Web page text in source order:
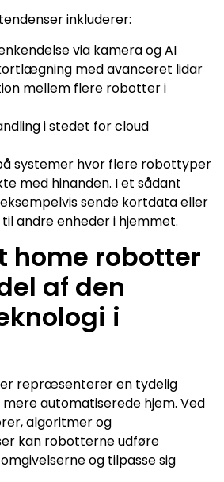
inkluderer:
via kamera og AI
med avanceret lidar
mellem flere robotter i
i stedet for cloud
systemer hvor flere robottyper
med hinanden. I et sådant
sende kortdata eller
andre enheder i hjemmet.
home robotter
af den
i
repræsenterer en tydelig
automatiserede hjem. Ved
algoritmer og
kan robotterne udføre
og tilpasse sig